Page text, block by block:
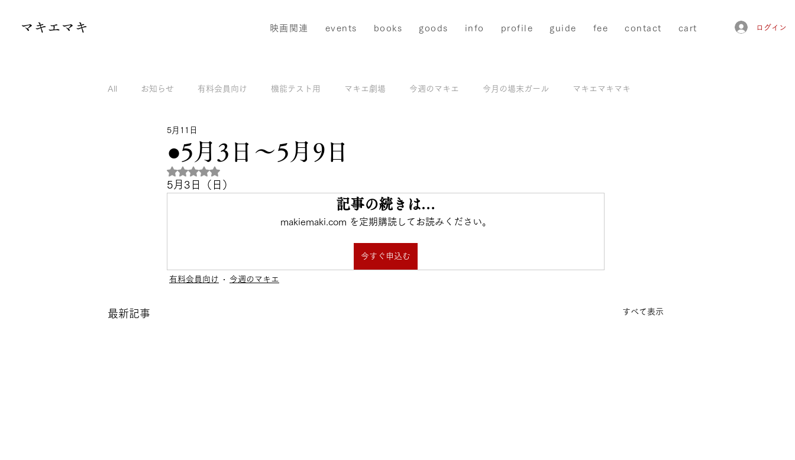
映画関連 events books goods info profile guide fee contact cart
​マキエマキ ログイン
All お知らせ 有料会員向け 機能テスト用 マキエ劇場 今週のマキエ 今月の場末ガール マキエマキマキ
マキエマキのnoteから
●5月3日〜5月9日
5月11日
5つ星のうちNaNと評価されています。
5月3日（日）
記事の続きは…
makiemaki.com を定期購読してお読みください。
今すぐ申込む
有料会員向け 今週のマキエ
最新記事 すべて表示